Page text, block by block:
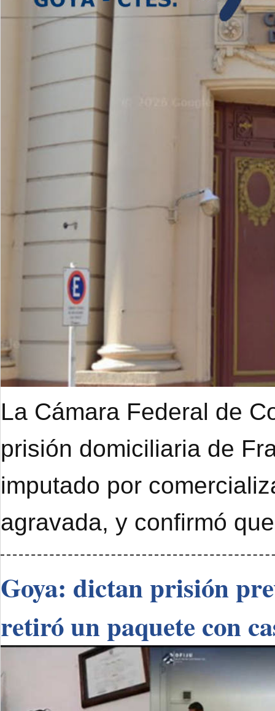
La Cámara Federal de
prisión domiciliaria de
imputado por
agravada, y confirmó
Goya: dictan prisión
retiró un paquete con